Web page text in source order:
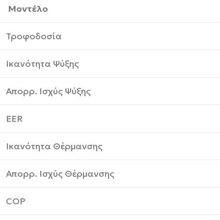
Μοντέλο
Τροφοδοσία
Ικανότητα Ψύξης
Απορρ. Ισχύς Ψύξης
EER
Ικανότητα Θέρμανσης
Απορρ. Ισχύς Θέρμανσης
COP